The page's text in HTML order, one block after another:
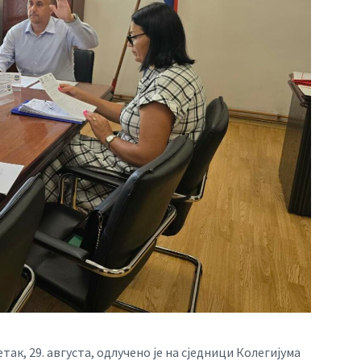
29. августа, одлучено је на сједници Колегијума